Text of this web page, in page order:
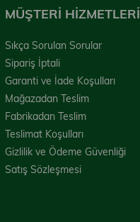
MÜŞTERİ HİZMETLERİ
Sıkça Sorulan Sorular
Sipariş İptali
Garanti ve İade Koşulları
Mağazadan Teslim
Fabrikadan Teslim
Teslimat Koşulları
Gizlilik ve Ödeme Güvenliği
Satış Sözleşmesi